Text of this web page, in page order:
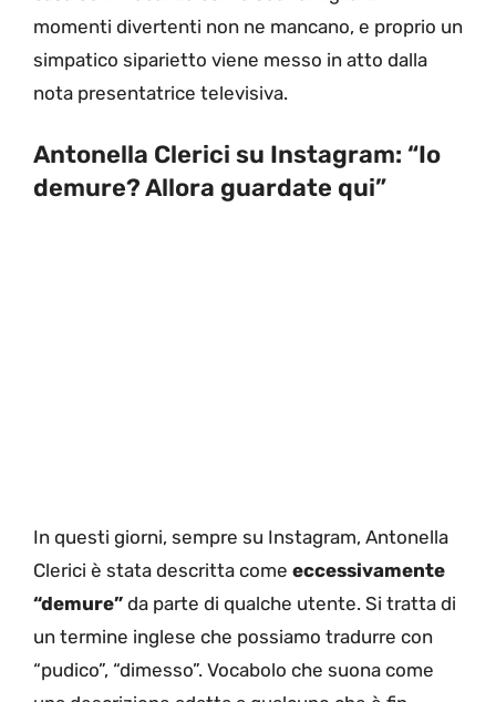
momenti divertenti non ne mancano, e proprio un
simpatico siparietto viene messo in atto dalla
nota presentatrice televisiva.
Antonella Clerici su Instagram: “Io
demure? Allora guardate qui”
In questi giorni, sempre su Instagram, Antonella
Clerici è stata descritta come eccessivamente
“demure” da parte di qualche utente. Si tratta di
un termine inglese che possiamo tradurre con
“pudico”, “dimesso”. Vocabolo che suona come